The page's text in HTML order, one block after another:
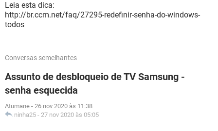
Leia esta dica:
http://br.ccm.net/faq/27295-redefinir-senha-do-windows-
todos
Conversas semelhantes
Assunto de desbloqueio de TV Samsung -
senha esquecida
Atumane - 26 nov 2020 às 11:38
ninha25 - 27 nov 2020 às 05:05